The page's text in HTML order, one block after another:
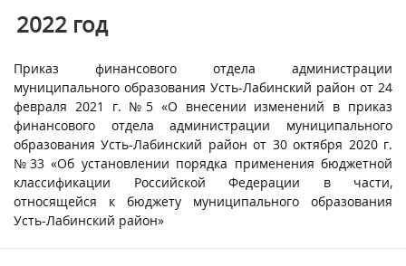
2022 год
Приказ финансового отдела администрации
муниципального образования Усть-Лабинский район от 24
февраля 2021 г. №5 «О внесении изменений в приказ
финансового отдела администрации муниципального
образования Усть-Лабинский район от 30 октября 2020 г.
№33 «Об установлении порядка применения бюджетной
классификации Российской Федерации в части,
относящейся к бюджету муниципального образования
Усть-Лабинский район»